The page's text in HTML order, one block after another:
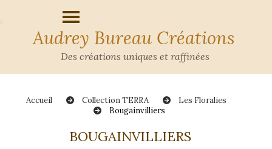
Audrey Bureau Créations
Des créations uniques et raffinées
Accueil Collection TERRA
Les Floralies
Bougainvilliers
BOUGAINVILLIERS